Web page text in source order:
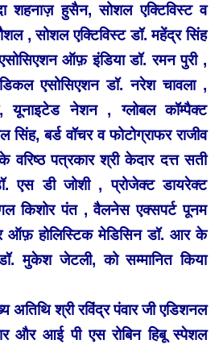
शहनाज़ हुसैन, सोशल एक्टिविस्ट व
, सोशल एक्टिविस्ट डॉ. महेंद्र सिंह
ऑफ़ इंडिया डॉ. रमन पुरी ,
एसोसिएशन डॉ. नरेश चावला ,
यूनाइटेड नेशन , ग्लोबल कॉम्पैक्ट
सिंह, बर्ड वॉचर वफोटोग्राफर राजीव
वरिष्ठ पत्रकार श्री केदार दत्त सती
एस डी जोशी , प्रोजेक्ट डायरेक्ट
किशोर पंत , वैलनेस एक्सपर्ट पूनम
ऑफ़ होलिस्टिक मेडिसिन डॉ. आर के
मुकेश जेटली, को सम्मानित किया
अतिथि श्री रविंद्र पंवार जी एडिशनल
और आई पी एस रोबिन हिबू स्पेशल